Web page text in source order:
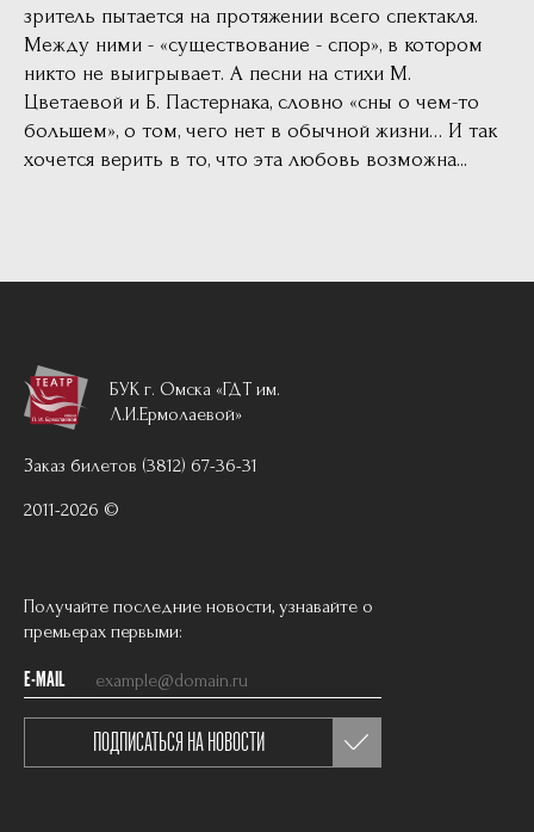
зритель пытается на протяжении всего спектакля.
Между ними - «существование - спор», в котором
никто не выигрывает. А песни на стихи М.
Цветаевой и Б. Пастернака, словно «сны о чем-то
большем», о том, чего нет в обычной жизни… И так
хочется верить в то, что эта любовь возможна...
БУК г. Омска «ГДТ им.
Л.И.Ермолаевой»
Заказ билетов (3812) 67-36-31
2011-2026 ©
Получайте последние новости, узнавайте о
премьерах первыми:
E-MAIL
ПОДПИСАТЬСЯ НА НОВОСТИ